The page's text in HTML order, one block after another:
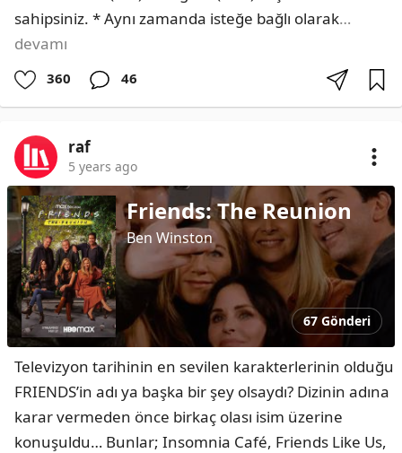
sahipsiniz. * Aynı zamanda isteğe bağlı olarak…
devamı
360 46
raf
5 years ago
Friends: The Reunion
Ben Winston
67 Gönderi
Televizyon tarihinin en sevilen karakterlerinin olduğu
FRIENDS’in adı ya başka bir şey olsaydı? Dizinin adına
karar vermeden önce birkaç olası isim üzerine
konuşuldu… Bunlar; Insomnia Café, Friends Like Us,